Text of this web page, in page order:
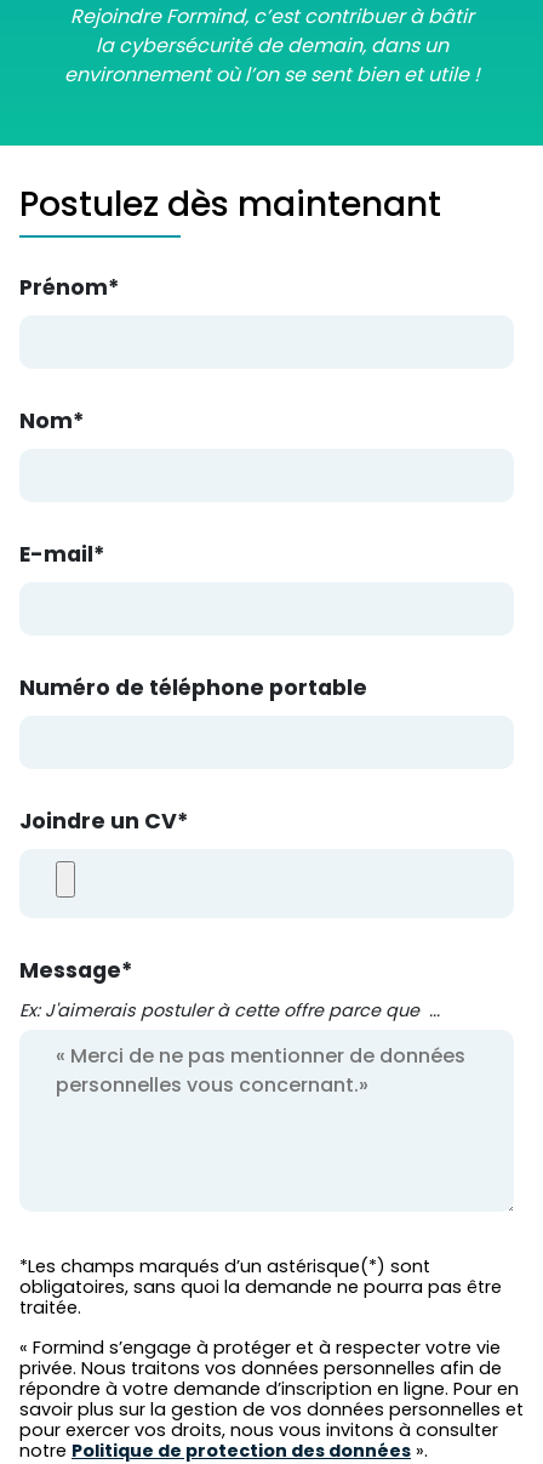
Rejoindre Formind, c’est contribuer à bâtir
la cybersécurité de demain, dans un
environnement où l’on se sent bien et utile !
Postulez dès maintenant
Prénom*
Nom*
E-mail*
Numéro de téléphone portable
Joindre un CV*
Message*
Ex: J'aimerais postuler à cette offre parce que ...
*Les champs marqués d’un astérisque(*) sont
obligatoires, sans quoi la demande ne pourra pas être
traitée.
« Formind s’engage à protéger et à respecter votre vie
privée. Nous traitons vos données personnelles afin de
répondre à votre demande d’inscription en ligne. Pour en
savoir plus sur la gestion de vos données personnelles et
pour exercer vos droits, nous vous invitons à consulter
notre Politique de protection des données ».